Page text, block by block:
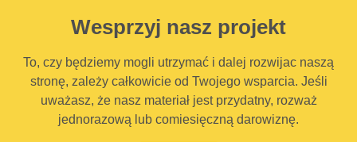
Wesprzyj nasz projekt
To, czy będziemy mogli utrzymać i dalej rozwijac naszą
stronę, zależy całkowicie od Twojego wsparcia. Jeśli
uważasz, że nasz materiał jest przydatny, rozważ
jednorazową lub comiesięczną darowiznę.